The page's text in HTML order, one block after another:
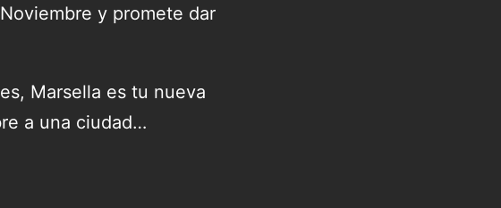
y promete dar
Marsella es tu nueva
a una ciudad…